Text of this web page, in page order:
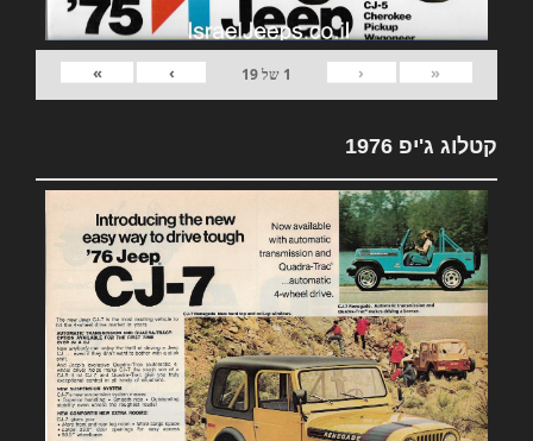
«
‹
1 של19
›
»
קטלוג ג'יפ 1976